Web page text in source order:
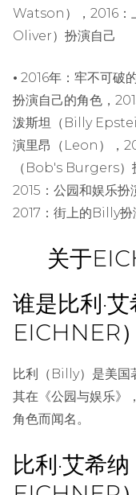
Watson），2016：
Oliver）扮演自己
• 2016年：牢不可破
扮演自己的角色，
泼斯坦（Billy
演里昂（Leon），
（Bob's Burgers）
2015：公园和娱乐
2017：街上的Billy扮
关于
谁是比利·
EICHNER
比利（Billy）是美国
其在《公园与娱乐》
角色而闻名。
比利·艾希